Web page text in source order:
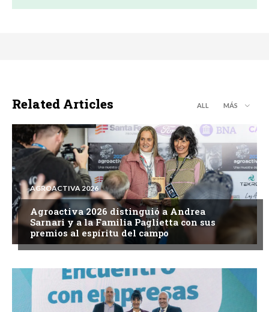
Related Articles ALL MÁS
AGROACTIVA 2026
Agroactiva 2026 distinguió a Andrea
Sarnari y a la Familia Paglietta con sus
premios al espíritu del campo